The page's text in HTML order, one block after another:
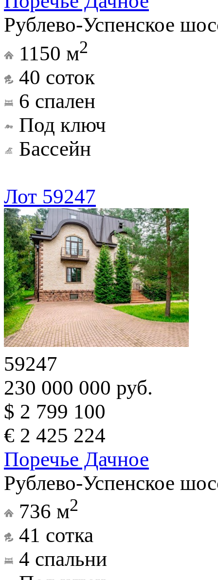
Рублево-Успенское
1150 м2
40 соток
6 спален
Под ключ
Бассейн
Лот 59247
59247
230 000 000 руб.
$ 2 799 100
€ 2 425 224
Поречье Дачное
Рублево-Успенское
736 м2
41 сотка
4 спальни